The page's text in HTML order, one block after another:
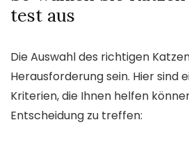
test aus
Die Auswahl des richtigen
Herausforderung sein. Hier sind
Kriterien, die Ihnen helfen
Entscheidung zu treffen: